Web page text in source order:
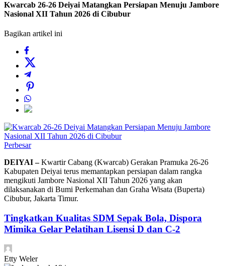
Kwarcab 26-26 Deiyai Matangkan Persiapan Menuju Jambore
Nasional XII Tahun 2026 di Cibubur
Bagikan artikel ini
Perbesar
DEIYAI –Kwartir Cabang (Kwarcab) Gerakan Pramuka 26-26
Kabupaten Deiyai terus memantapkan persiapan dalam rangka
mengikuti Jambore Nasional XII Tahun 2026 yang akan
dilaksanakan di Bumi Perkemahan dan Graha Wisata (Buperta)
Cibubur, Jakarta Timur.
Tingkatkan Kualitas SDM Sepak Bola, Dispora
Mimika Gelar Pelatihan Lisensi D dan C-2
Etty Weler